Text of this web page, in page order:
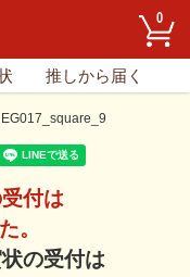
0
推しから届く
EG017_square_9
付は
。
の受付は